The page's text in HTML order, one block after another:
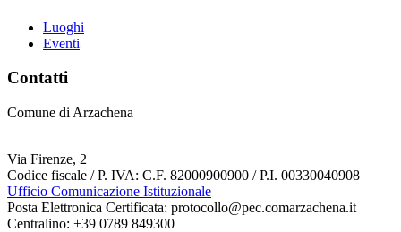
Luoghi
Eventi
Contatti
Comune di Arzachena
Via Firenze, 2
Codice fiscale / P. IVA: C.F. 82000900900 / P.I. 00330040908
Ufficio Comunicazione Istituzionale
Posta Elettronica Certificata: protocollo@pec.comarzachena.it
Centralino: +39 0789 849300